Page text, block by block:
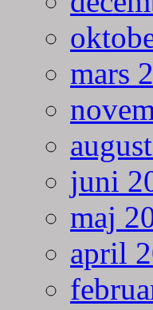
mars
juni
maj
april